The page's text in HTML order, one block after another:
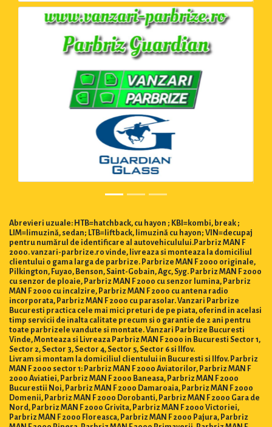
Abrevieri uzuale: HTB=hatchback, cu hayon ; KBI=kombi, break ;
LIM=limuzină, sedan; LTB=liftback, limuzină cu hayon; VIN=decupaj
pentru numărul de identificare al autovehiculului.Parbriz MAN F
2000. vanzari-parbrize.ro vinde, livreaza si monteaza la domiciliul
clientului o gama larga de parbrize. Parbrize MAN F 2000 originale,
Pilkington, Fuyao, Benson, Saint-Gobain, Agc, Syg. Parbriz MAN F 2000
cu senzor de ploaie, Parbriz MAN F 2000 cu senzor lumina, Parbriz
MAN F 2000 cu incalzire, Parbriz MAN F 2000 cu antena radio
incorporata, Parbriz MAN F 2000 cu parasolar. Vanzari Parbrize
Bucuresti practica cele mai mici preturi de pe piata, oferind in acelasi
timp servicii de inalta calitate precum si o garantie de 2 ani pentru
toate parbrizele vandute si montate. Vanzari Parbrize Bucuresti
Vinde, Monteaza si Livreaza Parbriz MAN F 2000 in Bucuresti Sector 1,
Sector 2, Sector 3, Sector 4, Sector 5, Sector 6 si Ilfov.
Livram si montam la domiciliul clientului in Bucuresti si Ilfov. Parbriz
MAN F 2000 sector 1: Parbriz MAN F 2000 Aviatorilor, Parbriz MAN F
2000 Aviatiei, Parbriz MAN F 2000 Baneasa, Parbriz MAN F 2000
Bucurestii Noi, Parbriz MAN F 2000 Damaroaia, Parbriz MAN F 2000
Domenii, Parbriz MAN F 2000 Dorobanti, Parbriz MAN F 2000 Gara de
Nord, Parbriz MAN F 2000 Grivita, Parbriz MAN F 2000 Victoriei,
Parbriz MAN F 2000 Floreasca, Parbriz MAN F 2000 Pajura, Parbriz